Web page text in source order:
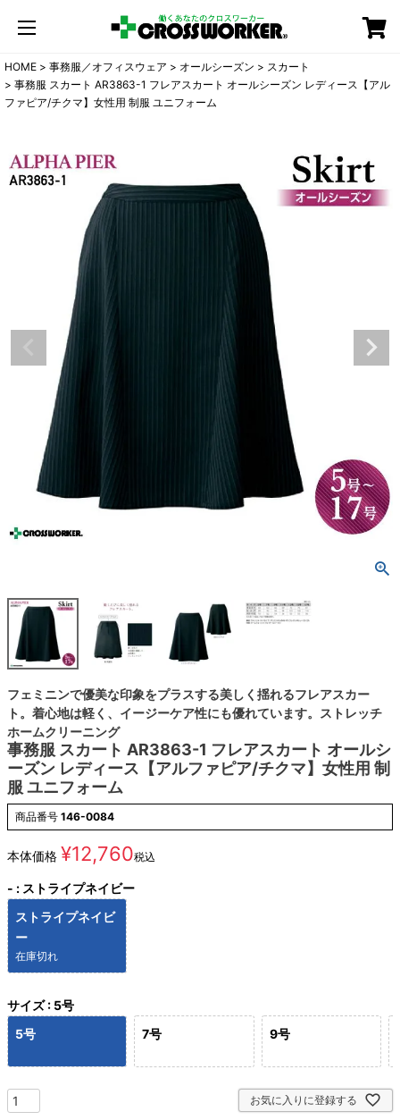
HOME 事務服／オフィスウェア オールシーズン
スカート
事務服 スカート AR3863-1 フレアスカート オールシーズン レディース【アル
ファピア/チクマ】女性用 制服 ユニフォーム
フェミニンで優美な印象をプラスする美しく揺れるフレアスカー
ト。着心地は軽く、イージーケア性にも優れています。ストレッチ
ホームクリーニング
事務服 スカート AR3863-1 フレアスカート オールシ
ーズン レディース【アルファピア/チクマ】女性用 制
服 ユニフォーム
商品番号 146-0084
本体価格 ¥12,760税込
-
ストライプネイビー
ストライプネイビ
ー
在庫切れ
サイズ
5号
5号
7号 9号
お気に入りに登録する